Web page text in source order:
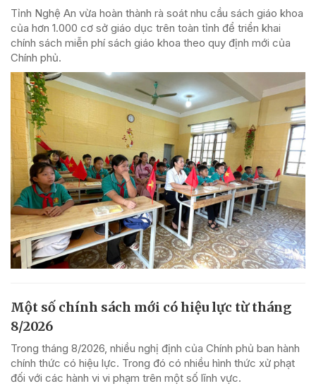
Tỉnh Nghệ An vừa hoàn thành rà soát nhu cầu sách giáo khoa
của hơn 1.000 cơ sở giáo dục trên toàn tỉnh để triển khai
chính sách miễn phí sách giáo khoa theo quy định mới của
Chính phủ.
Một số chính sách mới có hiệu lực từ tháng
8/2026
Trong tháng 8/2026, nhiều nghị định của Chính phủ ban hành
chính thức có hiệu lực. Trong đó có nhiều hình thức xử phạt
đối với các hành vi vi phạm trên một số lĩnh vực.